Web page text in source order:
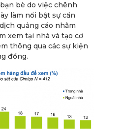
bè do việc chênh
làm nổi bật sự cần
quảng cáo nhằm
xem tại nhà và tạo cơ
thông qua các sự kiện
đồng.